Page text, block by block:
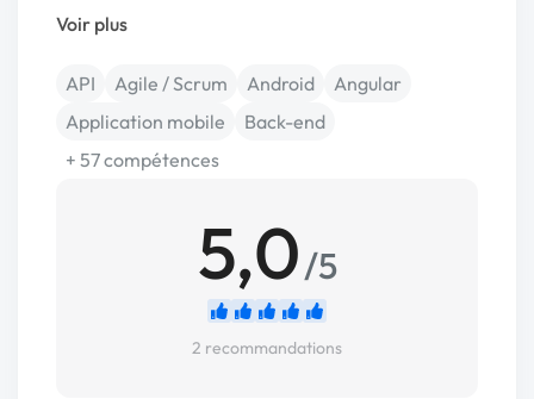
Voir plus
API Agile / Scrum Android
Angular
Application mobile
Back-end
+ 57 compétences
5,0/5
2 recommandations